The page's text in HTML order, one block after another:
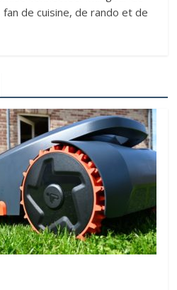
fan de cuisine, de rando et de